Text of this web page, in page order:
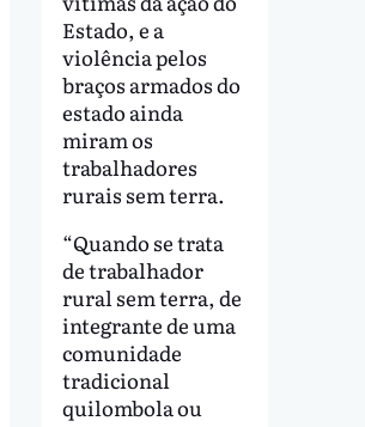
Estado, e a
violência pelos
braços armados do
estado ainda
miram os
trabalhadores
rurais sem terra.
“Quando se trata
de trabalhador
rural sem terra, de
integrante de uma
comunidade
tradicional
quilombola ou